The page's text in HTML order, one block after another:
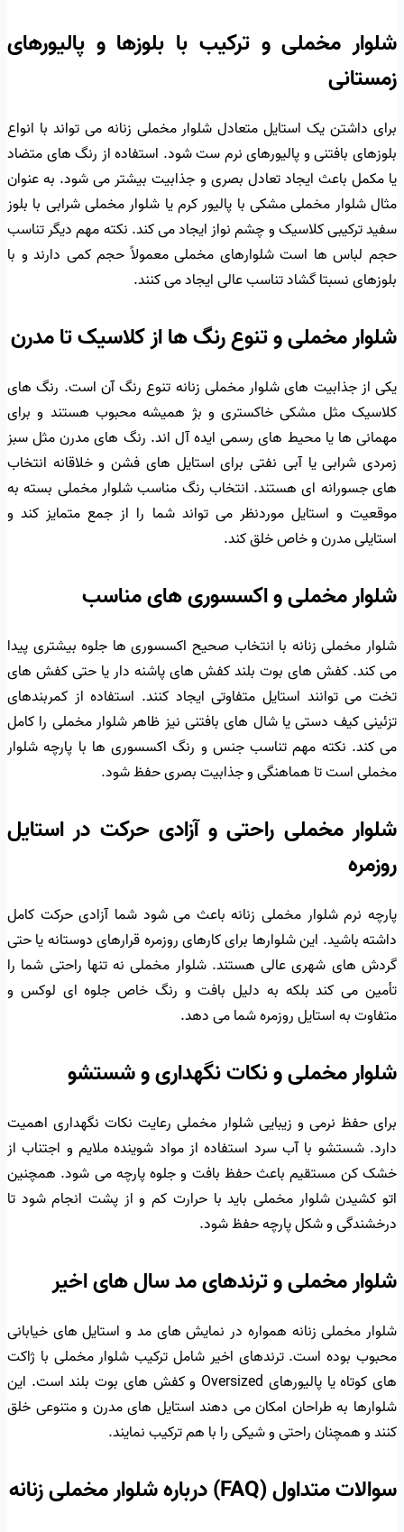
شلوار مخملی و ترکیب با بلوزها و پالیورهای
زمستانی
برای داشتن یک استایل متعادل شلوار مخملی زنانه می تواند با انواع
بلوزهای بافتنی و پالیورهای نرم ست شود. استفاده از رنگ های متضاد
یا مکمل باعث ایجاد تعادل بصری و جذابیت بیشتر می شود. به عنوان
مثال شلوار مخملی مشکی با پالیور کرم یا شلوار مخملی شرابی با بلوز
سفید ترکیبی کلاسیک و چشم نواز ایجاد می کند. نکته مهم دیگر تناسب
حجم لباس ها است شلوارهای مخملی معمولاً حجم کمی دارند و با
بلوزهای نسبتا گشاد تناسب عالی ایجاد می کنند.
شلوار مخملی و تنوع رنگ ها از کلاسیک تا مدرن
یکی از جذابیت های شلوار مخملی زنانه تنوع رنگ آن است. رنگ های
کلاسیک مثل مشکی خاکستری و بژ همیشه محبوب هستند و برای
مهمانی ها یا محیط های رسمی ایده آل اند. رنگ های مدرن مثل سبز
زمردی شرابی یا آبی نفتی برای استایل های فشن و خلاقانه انتخاب
های جسورانه ای هستند. انتخاب رنگ مناسب شلوار مخملی بسته به
موقعیت و استایل موردنظر می تواند شما را از جمع متمایز کند و
استایلی مدرن و خاص خلق کند.
شلوار مخملی و اکسسوری های مناسب
شلوار مخملی زنانه با انتخاب صحیح اکسسوری ها جلوه بیشتری پیدا
می کند. کفش های بوت بلند کفش های پاشنه دار یا حتی کفش های
تخت می توانند استایل متفاوتی ایجاد کنند. استفاده از کمربندهای
تزئینی کیف دستی یا شال های بافتنی نیز ظاهر شلوار مخملی را کامل
می کند. نکته مهم تناسب جنس و رنگ اکسسوری ها با پارچه شلوار
مخملی است تا هماهنگی و جذابیت بصری حفظ شود.
شلوار مخملی راحتی و آزادی حرکت در استایل
روزمره
پارچه نرم شلوار مخملی زنانه باعث می شود شما آزادی حرکت کامل
داشته باشید. این شلوارها برای کارهای روزمره قرارهای دوستانه یا حتی
گردش های شهری عالی هستند. شلوار مخملی نه تنها راحتی شما را
تأمین می کند بلکه به دلیل بافت و رنگ خاص جلوه ای لوکس و
متفاوت به استایل روزمره شما می دهد.
شلوار مخملی و نکات نگهداری و شستشو
برای حفظ نرمی و زیبایی شلوار مخملی رعایت نکات نگهداری اهمیت
دارد. شستشو با آب سرد استفاده از مواد شوینده ملایم و اجتناب از
خشک کن مستقیم باعث حفظ بافت و جلوه پارچه می شود. همچنین
اتو کشیدن شلوار مخملی باید با حرارت کم و از پشت انجام شود تا
درخشندگی و شکل پارچه حفظ شود.
شلوار مخملی و ترندهای مد سال های اخیر
شلوار مخملی زنانه همواره در نمایش های مد و استایل های خیابانی
محبوب بوده است. ترندهای اخیر شامل ترکیب شلوار مخملی با ژاکت
های کوتاه یا پالیورهای Oversized و کفش های بوت بلند است. این
شلوارها به طراحان امکان می دهند استایل های مدرن و متنوعی خلق
کنند و همچنان راحتی و شیکی را با هم ترکیب نمایند.
سوالات متداول (FAQ) درباره شلوار مخملی زنانه